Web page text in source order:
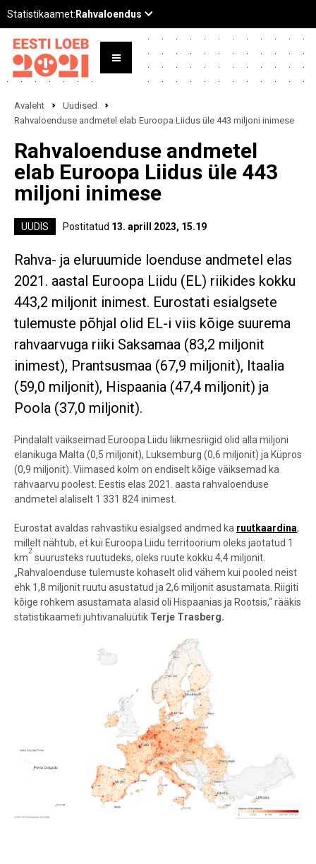
Avaleht
Uudised
Rahvaloenduse andmetel elab Euroopa Liidus üle 443 miljoni inimese
Rahvaloenduse andmetel
elab Euroopa Liidus üle 443
miljoni inimese
UUDIS Postitatud 13. aprill 2023, 15.19
Rahva- ja eluruumide loenduse andmetel elas
2021. aastal Euroopa Liidu (EL) riikides kokku
443,2 miljonit inimest. Eurostati esialgsete
tulemuste põhjal olid EL-i viis kõige suurema
rahvaarvuga riiki Saksamaa (83,2 miljonit
inimest), Prantsusmaa (67,9 miljonit), Itaalia
(59,0 miljonit), Hispaania (47,4 miljonit) ja
Poola (37,0 miljonit).
Pindalalt väikseimad Euroopa Liidu liikmesriigid olid alla miljoni
elanikuga Malta (0,5 miljonit), Luksemburg (0,6 miljonit) ja Küpros
(0,9 miljonit). Viimased kolm on endiselt kõige väiksemad ka
rahvaarvu poolest. Eestis elas 2021. aasta rahvaloenduse
andmetel alaliselt 1 331 824 inimest.
Eurostat avaldas rahvastiku esialgsed andmed ka ruutkaardina,
millelt nähtub, et kui Euroopa Liidu territoorium oleks jaotatud 1
km
2
suurusteks ruutudeks, oleks ruute kokku 4,4 miljonit.
„Rahvaloenduse tulemuste kohaselt olid vähem kui pooled neist
ehk 1,8 miljonit ruutu asustatud ja 2,6 miljonit asustamata. Riigiti
kõige rohkem asustamata alasid oli Hispaanias ja Rootsis,“ rääkis
statistikaameti juhtivanalüütik Terje Trasberg.